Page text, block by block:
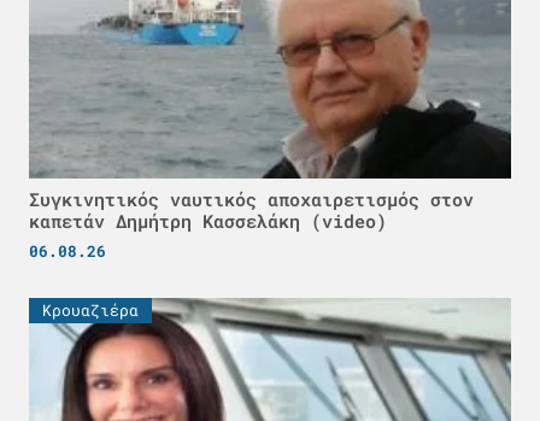
Συγκινητικός ναυτικός αποχαιρετισμός στον
καπετάν Δημήτρη Κασσελάκη (video)
06.08.26
Κρουαζιέρα